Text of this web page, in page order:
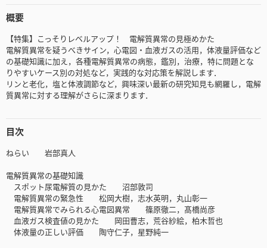
概要
【特集】こっそりレベルアップ！ 電解質異常の見極めかた
電解質異常を疑うべきサイン，心電図・血液ガスの活用，体液量評価など
の基礎知識に加え，各種電解質異常の病態，鑑別，治療，特に問題とな
りやすいケース別の対処など，実践的な対応策を解説します．
リンと老化，塩と体液調節など，興味深い最新の研究知見も網羅し，電解
質異常に対する理解がさらに深まります．
目次
ねらい 岩部真人
電解質異常の基礎知識
スポット尿電解質の見かた 沼部敦司
電解質異常の緊急性 松岡大樹，志水英明，丸山彰一
電解質異常でみられる心電図異常 篠原徹二，髙橋尚彦
血液ガス検査値の見かた 岡田曹志，荒谷紗絵，柏木哲也
体液量の正しい評価 陶守仁子，星野純一